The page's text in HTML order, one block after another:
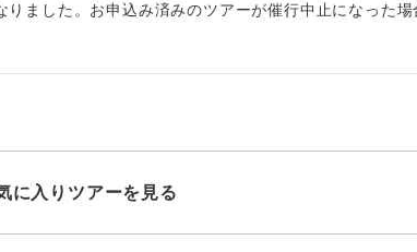
ました。お申込み済みのツアーが催行中止になった
に入りツアーを見る
ご夫婦限定でご参加いただけるコースです。